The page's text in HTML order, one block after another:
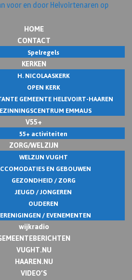
HOME
CONTACT
Spelregels
KERKEN
H. NICOLAASKERK
OPEN KERK
GEMEENTE HELEVOIRT-HAAREN
EMMAUS
V55+
55+ activiteiten
ZORG/WELZIJN
WELZIJN VUGHT
EN GEBOUWEN
GEZONDHEID / ZORG
JEUGD / JONGEREN
OUDEREN
/ EVENEMENTEN
wijkradio
VUGHT.NU
HAAREN.NU
VIDEO’S